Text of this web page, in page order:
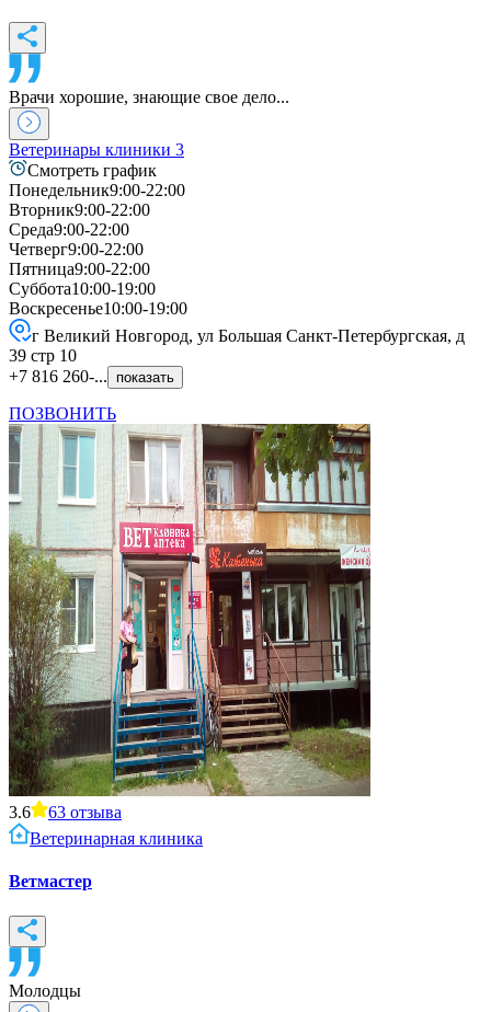
Врачи хорошие, знающие свое дело...
Ветеринары клиники 3
Смотреть график
Понедельник9:00-22:00
Вторник9:00-22:00
Среда9:00-22:00
Четверг9:00-22:00
Пятница9:00-22:00
Суббота10:00-19:00
Воскресенье10:00-19:00
г Великий Новгород, ул Большая Санкт-Петербургская, д
39 стр 10
+7 816 260-...
показать
ПОЗВОНИТЬ
3.6 63 отзыва
Ветеринарная клиника
Ветмастер
Молодцы